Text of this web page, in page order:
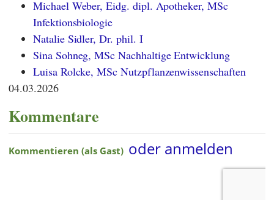
Michael Weber, Eidg. dipl. Apotheker, MSc
Infektionsbiologie
Natalie Sidler, Dr. phil. I
Sina Sohneg, MSc Nachhaltige Entwicklung
Luisa Rolcke, MSc Nutzpflanzenwissenschaften
04.03.2026
Kommentare